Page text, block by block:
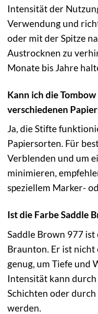
Intensität der
Verwendung und
oder mit der Spitze
Austrocknen zu
Monate bis Jahre
Kann ich die
verschiedenen
Ja, die Stifte
Papiersorten. Für
Verblenden und um
minimieren,
speziellem Marker-
Ist die Farbe Saddle
Saddle Brown 977
Braunton. Er ist
genug, um Tiefe und
Intensität kann
Schichten oder
werden.